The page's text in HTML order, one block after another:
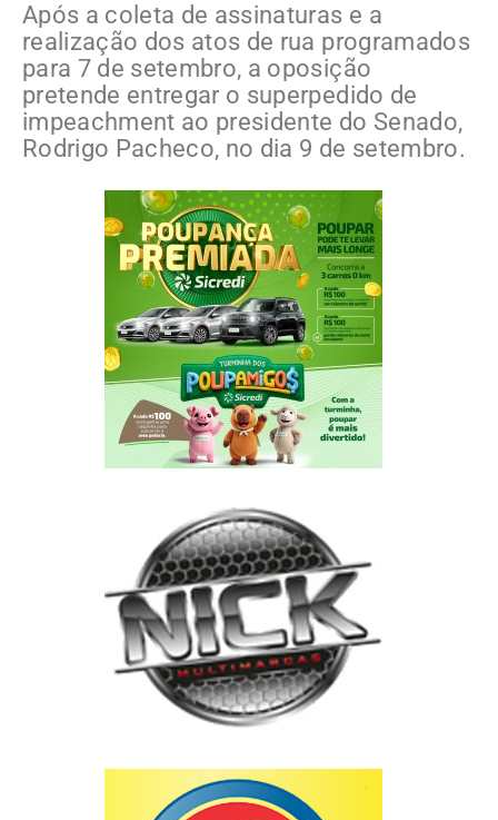
Após a coleta de assinaturas e a
realização dos atos de rua programados
para 7 de setembro, a oposição
pretende entregar o superpedido de
impeachment ao presidente do Senado,
Rodrigo Pacheco, no dia 9 de setembro.